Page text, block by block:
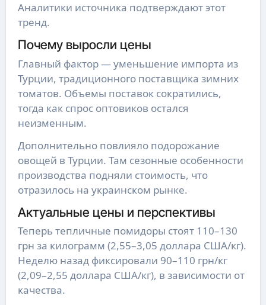
Аналитики источника подтверждают этот
тренд.
Почему выросли цены
Главный фактор — уменьшение импорта из
Турции, традиционного поставщика зимних
томатов. Объемы поставок сократились,
тогда как спрос оптовиков остался
неизменным.
Дополнительно повлияло подорожание
овощей в Турции. Там сезонные особенности
производства подняли стоимость, что
отразилось на украинском рынке.
Актуальные цены и перспективы
Теперь тепличные помидоры стоят 110–130
грн за килограмм (2,55–3,05 доллара США/кг).
Неделю назад фиксировали 90–110 грн/кг
(2,09–2,55 доллара США/кг), в зависимости от
качества.